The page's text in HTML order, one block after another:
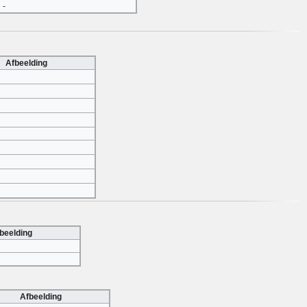
-
Afbeelding
Afbeelding